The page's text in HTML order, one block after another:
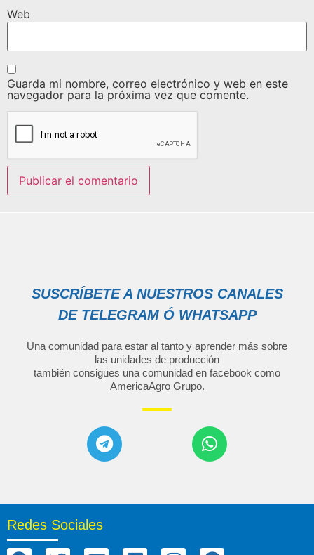
Web
Guarda mi nombre, correo electrónico y web en este
navegador para la próxima vez que comente.
SUSCRÍBETE A NUESTROS CANALES
DE TELEGRAM Ó WHATSAPP
Una comunidad para estar al tanto y aprender más sobre
las unidades de producción
también consigues una comunidad en facebook como
AmericaAgro Grupo.
Redes Sociales